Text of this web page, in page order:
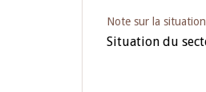
Note sur la
Situation du